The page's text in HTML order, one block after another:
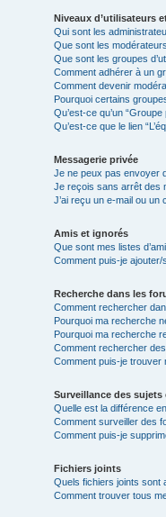
Niveaux d’utilisateurs
Qui sont les
Que sont les
Que sont les groupes
Comment adhérer à un
Comment devenir
Pourquoi certains
Qu’est-ce qu’un “Groupe
Qu’est-ce que le lien
Messagerie privée
Je ne peux pas envoyer
Je reçois sans arrêt des
J’ai reçu un e-mail ou un
Amis et ignorés
Que sont mes listes
Comment puis-je ajouter/
Recherche dans les
Comment rechercher
Pourquoi ma recherche
Pourquoi ma recherche
Comment rechercher
Comment puis-je
Surveillance des sujets
Quelle est la différence
Comment surveiller des
Comment puis-je
Fichiers joints
Quels fichiers joints sont
Comment trouver tous